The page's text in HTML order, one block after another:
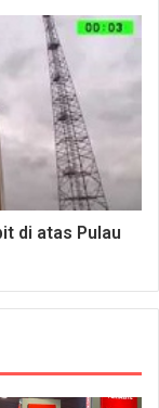
di atas Pulau